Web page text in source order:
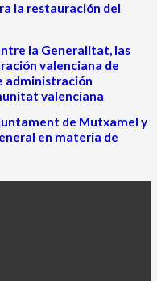
la restauración del
la Generalitat, las
valenciana de
administración
valenciana
de Mutxamel y
en materia de